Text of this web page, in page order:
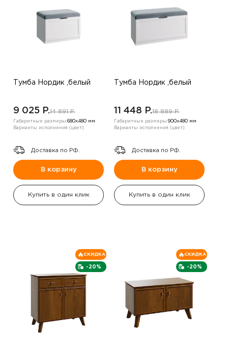
Тумба Нордик ,белый
9 025 P.14 891 P.
Габаритные размеры:680х480 мм
Варианты исполнения (цвет):
Доставка по РФ.
В корзину
Купить в один клик
Тумба Нордик ,белый
11 448 P.18 889 P.
Габаритные размеры:900х480 мм
Варианты исполнения (цвет):
Доставка по РФ.
В корзину
Купить в один клик
-20%
СКИДКА
-20%
СКИДКА